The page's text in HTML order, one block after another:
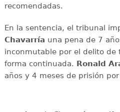
recomendadas.
En la sentencia, el tribunal
Chavarría una pena de 7
inconmutable por el delito de
forma continuada. Ronald
años y 4 meses de prisión